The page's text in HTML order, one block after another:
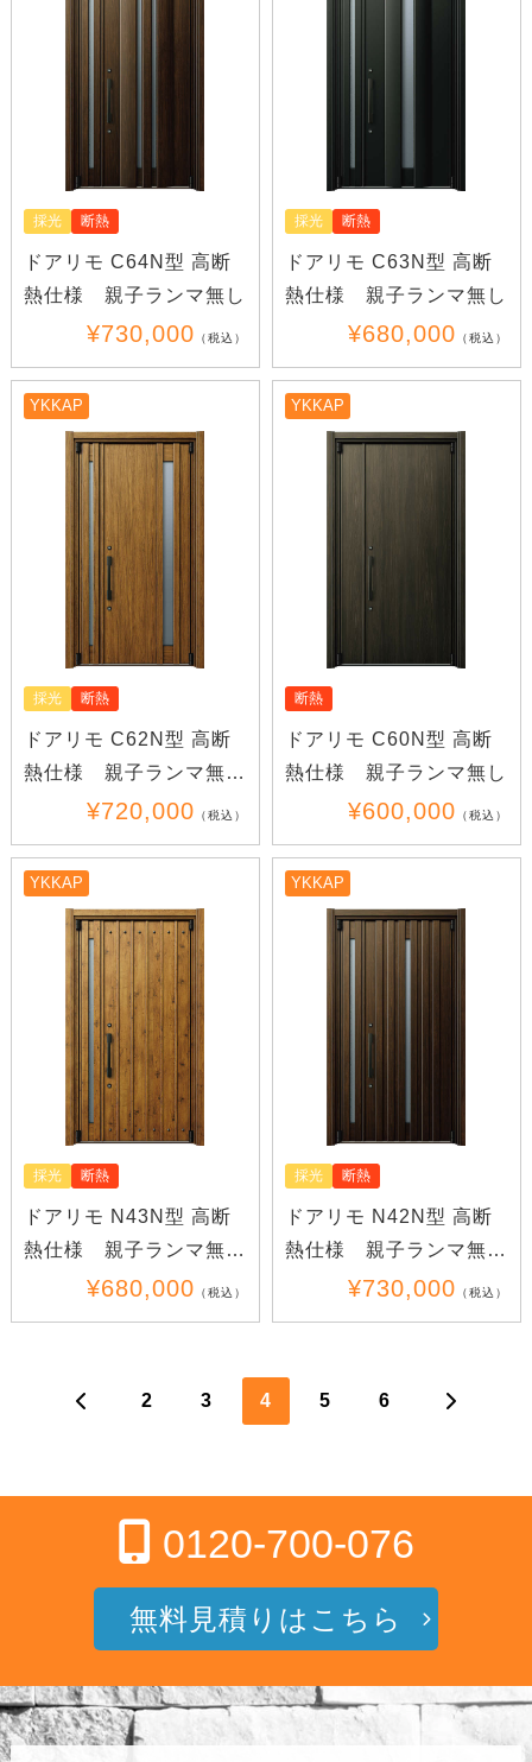
採光 断熱
ドアリモ C64N型 高断
熱仕様 親子ランマ無し
¥730,000 （税込）
採光 断熱
ドアリモ C63N型 高断
熱仕様 親子ランマ無し
¥680,000 （税込）
YKKAP
採光 断熱
ドアリモ C62N型 高断
熱仕様 親子ランマ無し
¥720,000 （税込）
YKKAP
断熱
ドアリモ C60N型 高断
熱仕様 親子ランマ無し
¥600,000 （税込）
YKKAP
採光 断熱
ドアリモ N43N型 高断
熱仕様 親子ランマ無し
¥680,000 （税込）
YKKAP
採光 断熱
ドアリモ N42N型 高断
熱仕様 親子ランマ無し
¥730,000 （税込）
2 3 4 5 6
0120-700-076
無料見積りはこちら